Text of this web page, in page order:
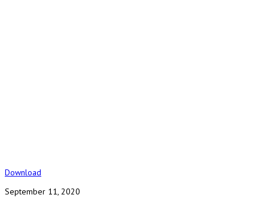
Download
September 11, 2020